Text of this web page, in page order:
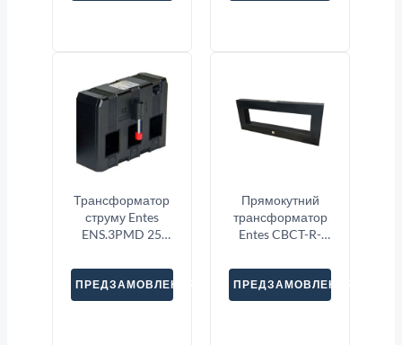
Трансформатор
струму Entes
ENS.3PMD 25
ПРЕДЗАМОВЛЕННЯ
Прямокутний
трансформатор
Entes CBCT-R-
ПРЕДЗАМОВЛЕННЯ